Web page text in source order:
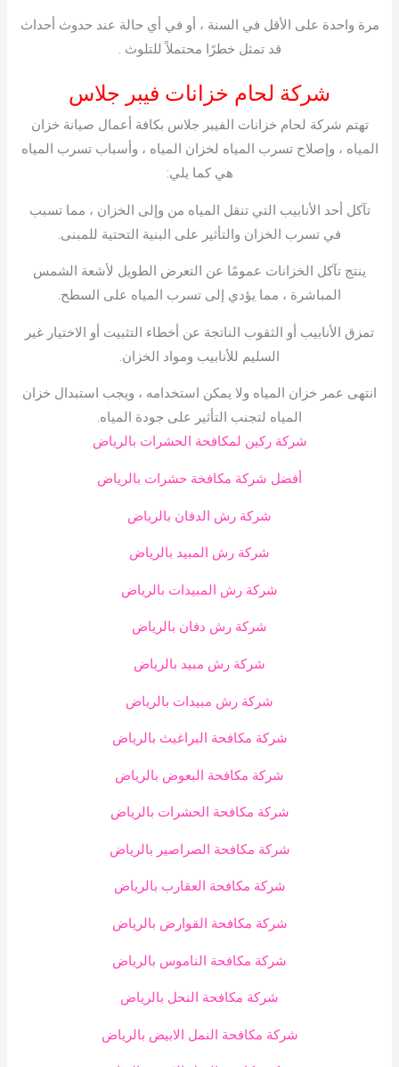
مرة واحدة على الأقل في السنة ، أو في أي حالة عند حدوث أحداث
قد تمثل خطرًا محتملاً للتلوث .
شركة لحام خزانات فيبر جلاس
تهتم شركة لحام خزانات الفيبر جلاس بكافة أعمال صيانة خزان
المياه ، وإصلاح تسرب المياه لخزان المياه ، وأسباب تسرب المياه
هي كما يلي:
تآكل أحد الأنابيب التي تنقل المياه من وإلى الخزان ، مما تسبب
في تسرب الخزان والتأثير على البنية التحتية للمبنى.
ينتج تآكل الخزانات عمومًا عن التعرض الطويل لأشعة الشمس
المباشرة ، مما يؤدي إلى تسرب المياه على السطح.
تمزق الأنابيب أو الثقوب الناتجة عن أخطاء التثبيت أو الاختيار غير
السليم للأنابيب ومواد الخزان.
انتهى عمر خزان المياه ولا يمكن استخدامه ، ويجب استبدال خزان
المياه لتجنب التأثير على جودة المياه.
شركة ركين لمكافحة الحشرات بالرياض
أفضل شركة مكافخة حشرات بالرياض
شركة رش الدفان بالرياض
شركة رش المبيد بالرياض
شركة رش المبيدات بالرياض
شركة رش دفان بالرياض
شركة رش مبيد بالرياض
شركة رش مبيدات بالرياض
شركة مكافحة البراغيث بالرياض
شركة مكافحة البعوض بالرياض
شركة مكافحة الحشرات بالرياض
شركة مكافحة الصراصير بالرياض
شركة مكافحة العقارب بالرياض
شركة مكافحة القوارض بالرياض
شركة مكافحة الناموس بالرياض
شركة مكافحة النحل بالرياض
شركة مكافحة النمل الابيض بالرياض